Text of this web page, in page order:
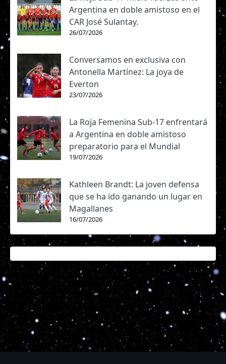
Argentina en doble amistoso en el
CAR José Sulantay.
26/07/2026
Conversamos en exclusiva con
Antonella Martínez: La joya de
Everton
23/07/2026
La Roja Femenina Sub-17 enfrentará
a Argentina en doble amistoso
preparatorio para el Mundial
19/07/2026
Kathleen Brandt: La joven defensa
que se ha ido ganando un lugar en
Magallanes
16/07/2026